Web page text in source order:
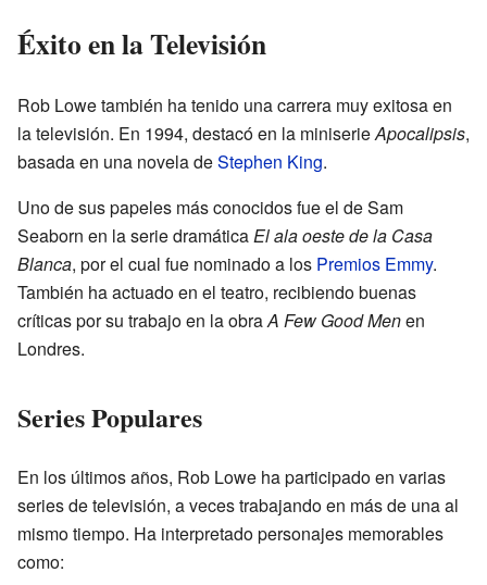
Éxito en la Televisión
Rob Lowe también ha tenido una carrera muy exitosa en
la televisión. En 1994, destacó en la miniserieApocalipsis,
basada en una novela deStephen King.
Uno de sus papeles más conocidos fue el de Sam
Seaborn en la serie dramáticaEl ala oeste de la Casa
Blanca, por el cual fue nominado a los Premios Emmy.
También ha actuado en el teatro, recibiendo buenas
críticas por su trabajo en la obraA Few Good Menen
Londres.
Series Populares
En los últimos años, Rob Lowe ha participado en varias
series de televisión, a veces trabajando en más de una al
mismo tiempo. Ha interpretado personajes memorables
como: